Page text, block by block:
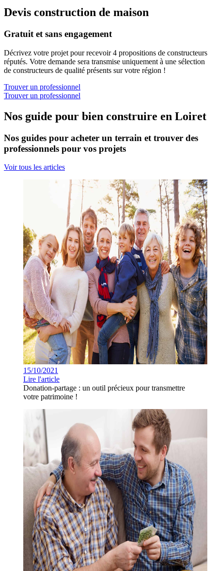
Devis construction de maison
Gratuit et sans engagement
Décrivez votre projet pour recevoir 4 propositions de constructeurs
réputés. Votre demande sera transmise uniquement à une sélection
de constructeurs de qualité présents sur votre région !
Trouver un professionnel
Trouver un professionnel
Nos guide pour bien construire en Loiret
Nos guides pour acheter un terrain et trouver des
professionnels pour vos projets
Voir tous les articles
15/10/2021
Lire l'article
Donation-partage : un outil précieux pour transmettre
votre patrimoine !